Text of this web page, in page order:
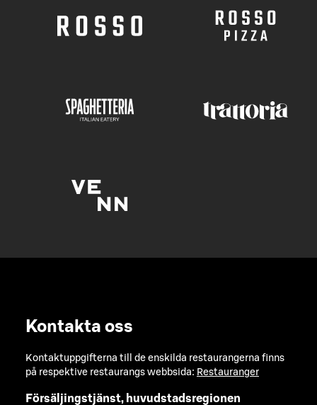
Kontakta oss
Kontaktuppgifterna till de enskilda restaurangerna finns
på respektive restaurangs webbsida: Restauranger
Försäljingstjänst, huvudstadsregionen